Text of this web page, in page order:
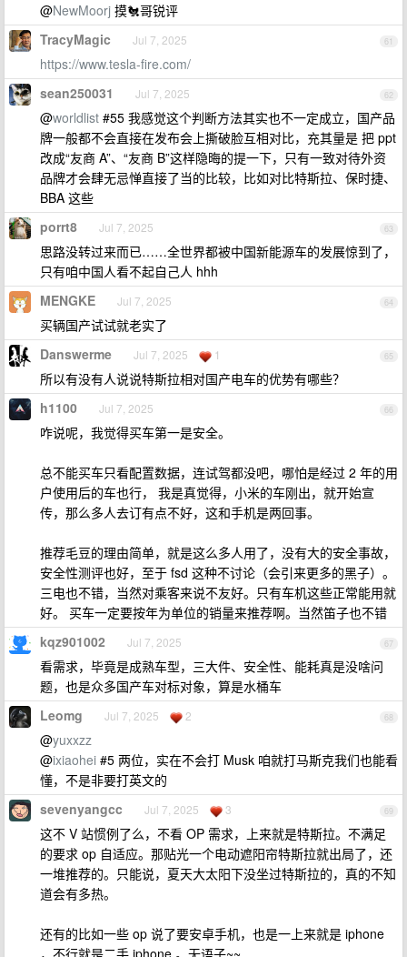
@NewMoorj 摸🐔哥锐评
61
TracyMagic Jul 7, 2025
https://www.tesla-fire.com/
62
sean250031 Jul 7, 2025
@worldlist #55 我感觉这个判断方法其实也不一定成立，国产品
牌一般都不会直接在发布会上撕破脸互相对比，充其量是 把 ppt
改成“友商 A”、“友商 B”这样隐晦的提一下，只有一致对待外资
品牌才会肆无忌惮直接了当的比较，比如对比特斯拉、保时捷、
BBA 这些
63
porrt8 Jul 7, 2025
思路没转过来而已……全世界都被中国新能源车的发展惊到了，
只有咱中国人看不起自己人 hhh
64
MENGKE Jul 7, 2025
买辆国产试试就老实了
65
Danswerme Jul 7, 2025 1
所以有没有人说说特斯拉相对国产电车的优势有哪些？
66
h1100 Jul 7, 2025
咋说呢，我觉得买车第一是安全。
总不能买车只看配置数据，连试驾都没吧，哪怕是经过 2 年的用
户使用后的车也行， 我是真觉得，小米的车刚出，就开始宣
传，那么多人去订有点不好，这和手机是两回事。
推荐毛豆的理由简单，就是这么多人用了，没有大的安全事故，
安全性测评也好，至于 fsd 这种不讨论（会引来更多的黑子）。
三电也不错，当然对乘客来说不友好。只有车机这些正常能用就
好。 买车一定要按年为单位的销量来推荐啊。当然笛子也不错
67
kqz901002 Jul 7, 2025
看需求，毕竟是成熟车型，三大件、安全性、能耗真是没啥问
题，也是众多国产车对标对象，算是水桶车
68
Leomg Jul 7, 2025 2
@yuxxzz
@ixiaohei #5 两位，实在不会打 Musk 咱就打马斯克我们也能看
懂，不是非要打英文的
69
sevenyangcc Jul 7, 2025 3
这不 V 站惯例了么，不看 OP 需求，上来就是特斯拉。不满足
的要求 op 自适应。那贴光一个电动遮阳帘特斯拉就出局了，还
一堆推荐的。只能说，夏天大太阳下没坐过特斯拉的，真的不知
道会有多热。
还有的比如一些 op 说了要安卓手机，也是一上来就是 iphone
，不行就是二手 iphone 。无语子~~